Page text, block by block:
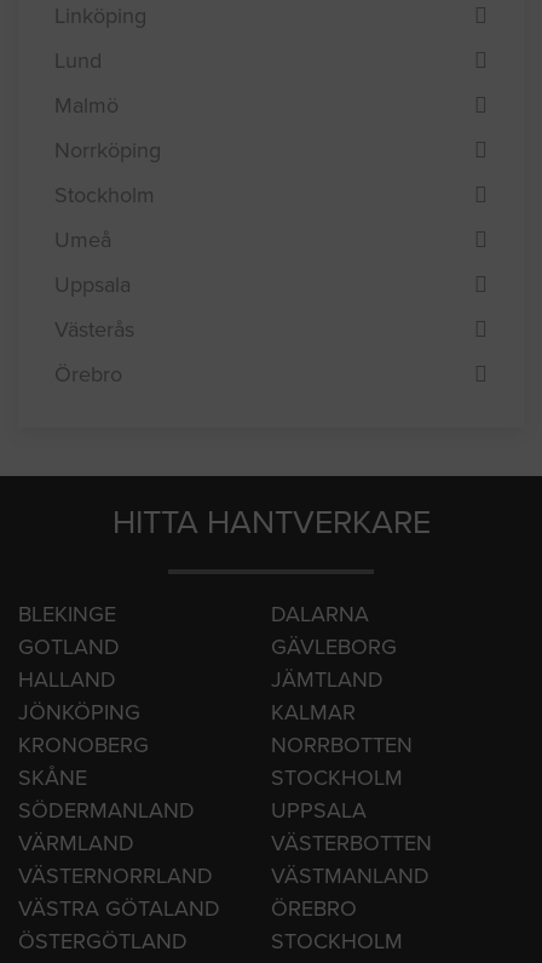
Helsingborg
Jönköping
Linköping
Lund
Malmö
Norrköping
Stockholm
Umeå
Uppsala
Örebro
HITTA HANTVERKARE
BLEKINGE
DALARNA
GOTLAND
GÄVLEBORG
HALLAND
JÄMTLAND
JÖNKÖPING
KALMAR
KRONOBERG
NORRBOTTEN
SKÅNE
STOCKHOLM
SÖDERMANLAND
UPPSALA
VÄRMLAND
VÄSTERBOTTEN